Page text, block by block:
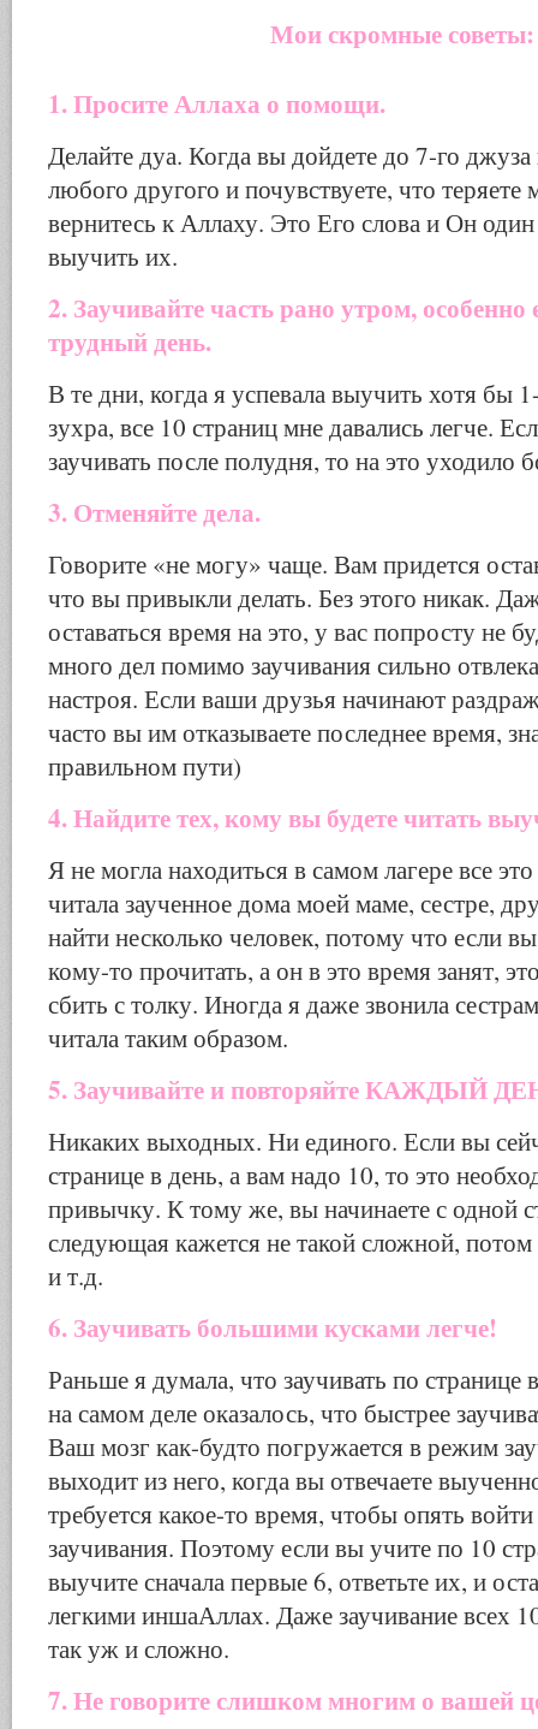
Мои скромные советы:
1. Просите Аллаха о помощи.
Делайте дуа. Когда вы дойдете до 7-го
любого другого и почувствуете, что
вернитесь к Аллаху. Это Его слова и Он
выучить их.
2. Заучивайте часть рано утром, особенно
трудный день.
В те дни, когда я успевала выучить хотя бы
зухра, все 10 страниц мне давались легче.
заучивать после полудня, то на это уходило
3. Отменяйте дела.
Говорите «не могу» чаще. Вам придется
что вы привыкли делать. Без этого никак.
оставаться время на это, у вас попросту не
много дел помимо заучивания сильно
настроя. Если ваши друзья начинают
часто вы им отказываете последнее время,
правильном пути)
4. Найдите тех, кому вы будете читать
Я не могла находиться в самом лагере все
читала заученное дома моей маме, сестре,
найти несколько человек, потому что если
кому-то прочитать, а он в это время занят,
сбить с толку. Иногда я даже звонила
читала таким образом.
5. Заучивайте и повторяйте КАЖДЫЙ
Никаких выходных. Ни единого. Если вы
странице в день, а вам надо 10, то это
привычку. К тому же, вы начинаете с одной
следующая кажется не такой сложной, потом
и т.д.
6. Заучивать большими кусками легче!
Раньше я думала, что заучивать по странице
на самом деле оказалось, что быстрее
Ваш мозг как-будто погружается в режим
выходит из него, когда вы отвечаете
требуется какое-то время, чтобы опять
заучивания. Поэтому если вы учите по 10
выучите сначала первые 6, ответьте их, и
легкими иншаАллах. Даже заучивание всех
так уж и сложно.
7. Не говорите слишком многим о вашей